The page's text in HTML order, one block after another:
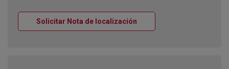
Solicitar Nota de localización